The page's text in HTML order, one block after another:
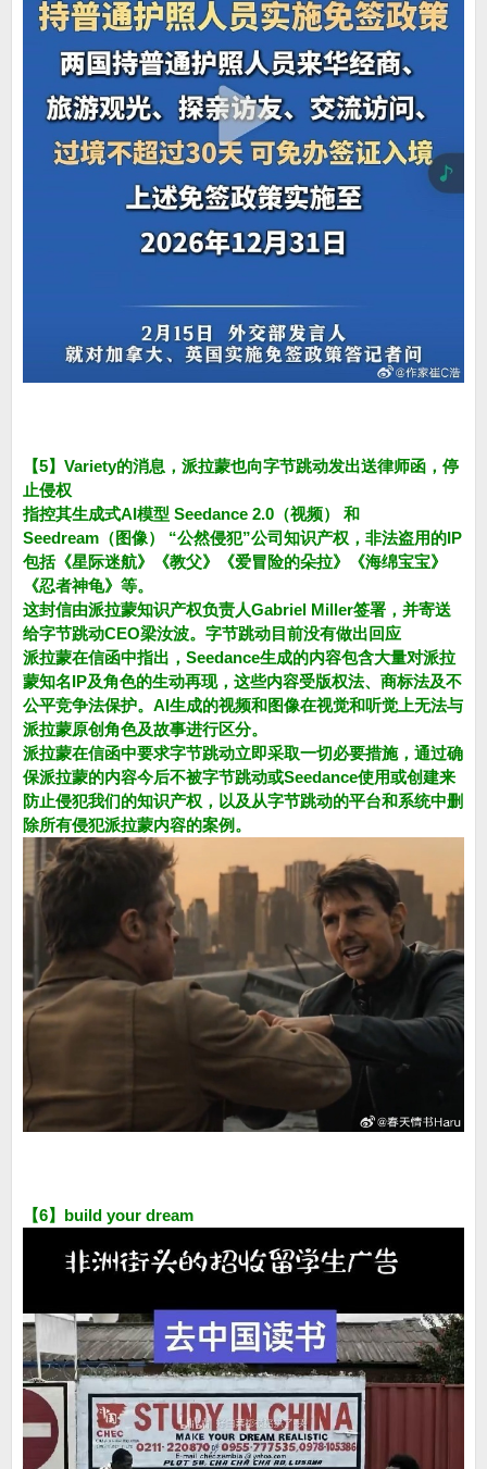
【5】Variety的消息，派拉蒙也向字节跳动发出送律师函，停
止侵权
指控其生成式AI模型 Seedance 2.0（视频） 和
Seedream（图像） “公然侵犯”公司知识产权，非法盗用的IP
包括《星际迷航》《教父》《爱冒险的朵拉》《海绵宝宝》
《忍者神龟》等。
这封信由派拉蒙知识产权负责人Gabriel Miller签署，并寄送
给字节跳动CEO梁汝波。字节跳动目前没有做出回应
派拉蒙在信函中指出，Seedance生成的内容包含大量对派拉
蒙知名IP及角色的生动再现，这些内容受版权法、商标法及不
公平竞争法保护。AI生成的视频和图像在视觉和听觉上无法与
派拉蒙原创角色及故事进行区分。
派拉蒙在信函中要求字节跳动立即采取一切必要措施，通过确
保派拉蒙的内容今后不被字节跳动或Seedance使用或创建来
防止侵犯我们的知识产权，以及从字节跳动的平台和系统中删
除所有侵犯派拉蒙内容的案例。
【6】build your dream